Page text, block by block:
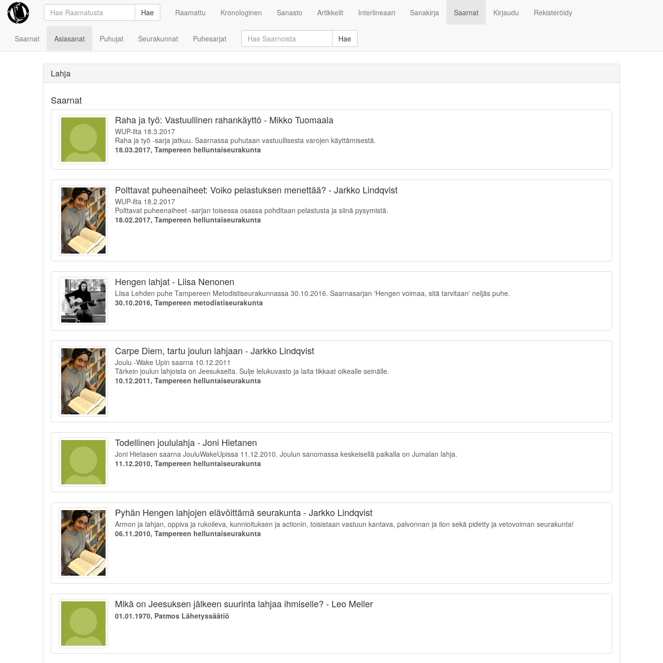
Hae Raamattu Kronologinen Sanasto Artikkelit Interlineaari Sanakirja Saarnat Kirjaudu Rekisteröidy
Saarnat Asiasanat Puhujat Seurakunnat Puhesarjat Hae
Lahja
Saarnat
Raha ja työ: Vastuullinen rahankäyttö - Mikko Tuomaala
WUP-ilta 18.3.2017
Raha ja työ -sarja jatkuu. Saarnassa puhutaan vastuullisesta varojen käyttämisestä.
18.03.2017, Tampereen helluntaiseurakunta
Polttavat puheenaiheet: Voiko pelastuksen menettää? - Jarkko Lindqvist
WUP-ilta 18.2.2017
Polttavat puheenaiheet -sarjan toisessa osassa pohditaan pelastusta ja siinä pysymistä.
18.02.2017, Tampereen helluntaiseurakunta
Hengen lahjat - Liisa Nenonen
Liisa Lehden puhe Tampereen Metodistiseurakunnassa 30.10.2016. Saarnasarjan 'Hengen voimaa, sitä tarvitaan' neljäs puhe.
30.10.2016, Tampereen metodistiseurakunta
Carpe Diem, tartu joulun lahjaan - Jarkko Lindqvist
Joulu -Wake Upin saarna 10.12.2011
Tärkein joulun lahjoista on Jeesukselta. Sulje lelukuvasto ja laita tikkaat oikealle seinälle.
10.12.2011, Tampereen helluntaiseurakunta
Todellinen joululahja - Joni Hietanen
Joni Hietasen saarna JouluWakeUpissa 11.12.2010. Joulun sanomassa keskeisellä paikalla on Jumalan lahja.
11.12.2010, Tampereen helluntaiseurakunta
Pyhän Hengen lahjojen elävöittämä seurakunta - Jarkko Lindqvist
Armon ja lahjan, oppiva ja rukoileva, kunnioituksen ja actionin, toisistaan vastuun kantava, palvonnan ja ilon sekä pidetty ja vetovoiman seurakunta!
06.11.2010, Tampereen helluntaiseurakunta
Mikä on Jeesuksen jälkeen suurinta lahjaa ihmiselle? - Leo Meller
01.01.1970, Patmos Lähetyssäätiö